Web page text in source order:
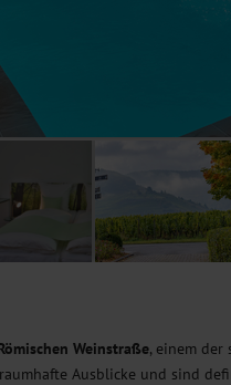
Weinstraße, einem der
Ausblicke und sind
unser Angebot und unsere
Cookies können wir
Inhalte optimieren. Wir
der auf unsere
. Sie können
Cookies werden genutzt, um